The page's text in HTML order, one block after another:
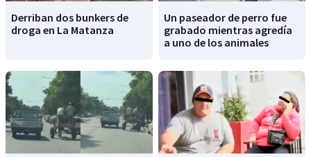
Derriban dos bunkers de
droga en La Matanza
Un paseador de perro fue
grabado mientras agredía
a uno de los animales